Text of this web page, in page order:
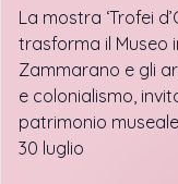
La mostra ‘Trofei
trasforma il Museo
Zammarano e gli
e colonialismo,
patrimonio
30 luglio